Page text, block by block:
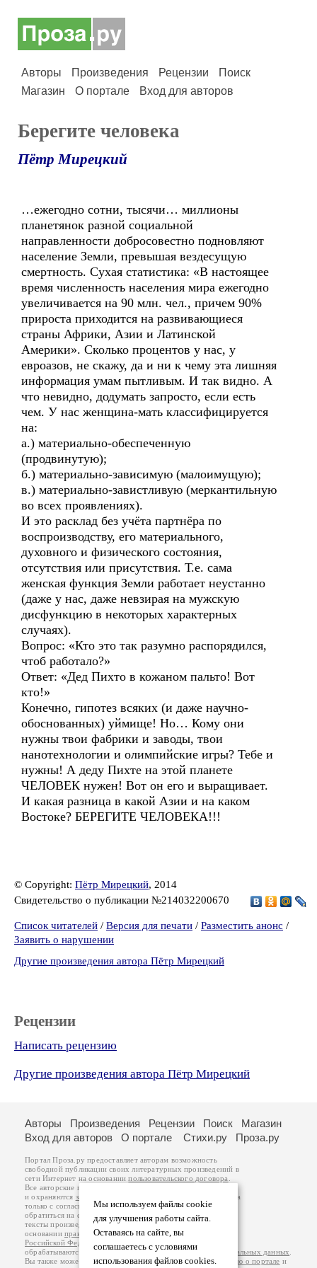
Авторы Произведения Рецензии
Поиск
Магазин
О портале Вход для авторов
Берегите человека
Пётр Мирецкий
…ежегодно сотни, тысячи… миллионы
планетянок разной социальной
направленности добросовестно подновляют
население Земли, превышая вездесущую
смертность. Сухая статистика: «В настоящее
время численность населения мира ежегодно
увеличивается на 90 млн. чел., причем 90%
прироста приходится на развивающиеся
страны Африки, Азии и Латинской
Америки». Сколько процентов у нас, у
евроазов, не скажу, да и ни к чему эта лишняя
информация умам пытливым. И так видно. А
что невидно, додумать запросто, если есть
чем. У нас женщина-мать классифицируется
на:
а.) материально-обеспеченную
(продвинутую);
б.) материально-зависимую (малоимущую);
в.) материально-завистливую (меркантильную
во всех проявлениях).
И это расклад без учёта партнёра по
воспроизводству, его материального,
духовного и физического состояния,
отсутствия или присутствия. Т.е. сама
женская функция Земли работает неустанно
(даже у нас, даже невзирая на мужскую
дисфункцию в некоторых характерных
случаях).
Вопрос: «Кто это так разумно распорядился,
чтоб работало?»
Ответ: «Дед Пихто в кожаном пальто! Вот
кто!»
Конечно, гипотез всяких (и даже научно-
обоснованных) уймище! Но… Кому они
нужны твои фабрики и заводы, твои
нанотехнологии и олимпийские игры? Тебе и
нужны! А деду Пихте на этой планете
ЧЕЛОВЕК нужен! Вот он его и выращивает.
И какая разница в какой Азии и на каком
Востоке? БЕРЕГИТЕ ЧЕЛОВЕКА!!!
© Copyright: Пётр Мирецкий, 2014
Свидетельство о публикации №214032200670
Список читателей / Версия для печати / Разместить анонс /
Заявить о нарушении
Другие произведения автора Пётр Мирецкий
Рецензии
Написать рецензию
Другие произведения автора Пётр Мирецкий
Мы используем файлы cookie
для улучшения работы сайта.
Оставаясь на сайте, вы
соглашаетесь с условиями
использования файлов cookies.
Авторы Произведения Рецензии Поиск
Магазин
Вход для авторов
О портале Стихи.ру Проза.ру
Портал Проза.ру предоставляет авторам возможность
свободной публикации своих литературных произведений в
сети Интернет на основаниипользовательского договора
Все авторские права на произведения принадлежат авторам
и охраняются законом
. Перепечатка произведений возможна
только с согласия его автора, к которому вы можете
обратиться на его авторской странице. Ответственность за
тексты произведений авторы несут самостоятельно на
основанииправил публикацииизаконодательства
Российской Федерации
обрабатываются на основанииПолитики обработки персональных данных
Вы также можете посмотреть более подробнуюинформацию о портале и